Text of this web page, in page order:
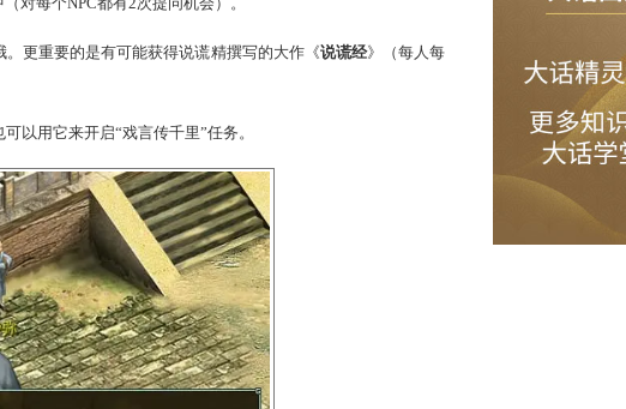
路人。黑夜给了你黑色的眼睛，用它来找到那伪装的说谎精吧。
谎精。
他们的答案中（对每个NPC都有2次提问机会）。
丰厚的奖励哦。更重要的是有可能获得说谎精撰写的大作《说谎经》（
真言使者，也可以用它来开启“戏言传千里”任务。